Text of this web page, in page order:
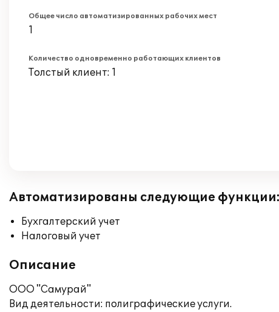
Общее число автоматизированных рабочих мест
1
Количество одновременно работающих клиентов
Толстый клиент: 1
Автоматизированы следующие функции:
Бухгалтерский учет
Налоговый учет
Описание
ООО "Самурай"
Вид деятельности: полиграфические услуги.